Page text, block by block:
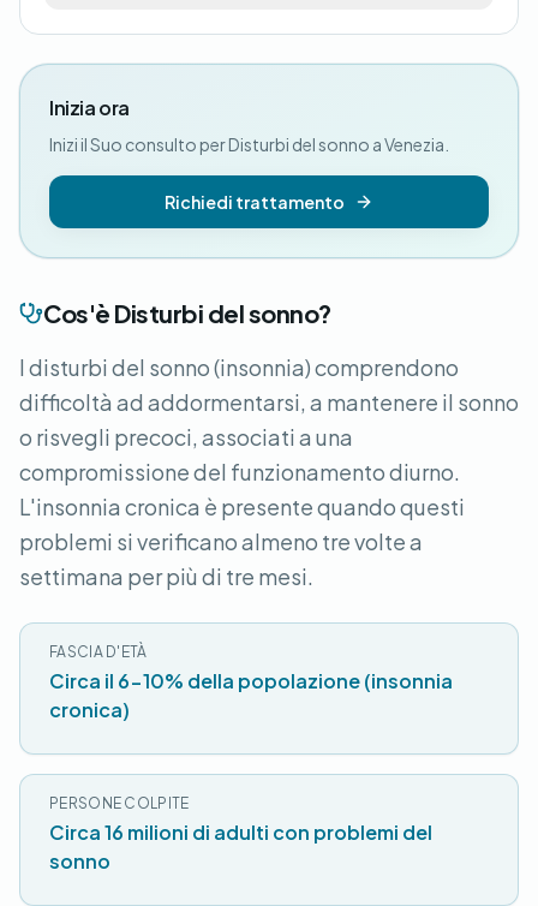
Cos'è Disturbi del sonno?
I disturbi del sonno (insonnia) comprendono
difficoltà ad addormentarsi, a mantenere il sonno
o risvegli precoci, associati a una
compromissione del funzionamento diurno.
L'insonnia cronica è presente quando questi
problemi si verificano almeno tre volte a
settimana per più di tre mesi.
FASCIA D'ETÀ
Circa il 6-10% della popolazione (insonnia
cronica)
PERSONE COLPITE
Circa 16 milioni di adulti con problemi del
sonno
Inizia ora
Inizi il Suo consulto per Disturbi del sonno a Venezia.
Richiedi trattamento